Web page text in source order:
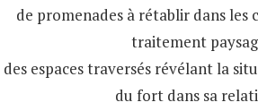
de promenades à rétablir dans les
traitement
des espaces traversés révélant la
du fort dans sa